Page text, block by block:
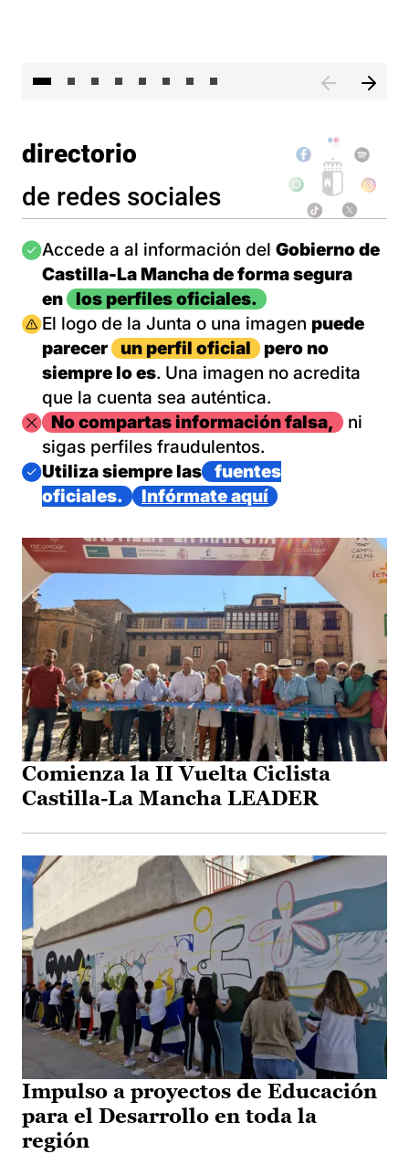
directorio
de redes sociales
Imagen
Accede a al información del Gobierno de
Castilla-La Mancha de forma segura
en
los perfiles oficiales.
Imagen
El logo de la Junta o una imagen puede
parecer
un perfil oficial
pero no
siempre lo es. Una imagen no acredita
que la cuenta sea auténtica.
ImagenNo compartas información falsa,
ni
sigas perfiles fraudulentos.
Imagen
Utiliza siempre las
fuentes
oficiales.
Infórmate aquí
Comienza la II Vuelta Ciclista
Castilla-La Mancha LEADER
Impulso a proyectos de Educación
para el Desarrollo en toda la
región